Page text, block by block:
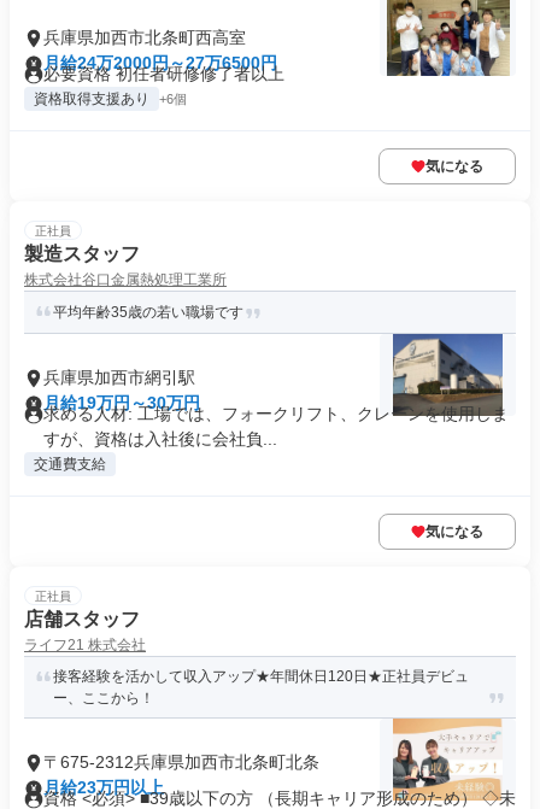
兵庫県加西市北条町西高室
月給24万2000円～27万6500円
必要資格 初任者研修修了者以上
資格取得支援あり +6個
気になる
正社員
製造スタッフ
株式会社谷口金属熱処理工業所
平均年齢35歳の若い職場です
兵庫県加西市網引駅
月給19万円～30万円
求める人材: 工場では、フォークリフト、クレーンを使用しま
すが、資格は入社後に会社負...
交通費支給
気になる
正社員
店舗スタッフ
ライフ21 株式会社
接客経験を活かして収入アップ★年間休日120日★正社員デビュ
ー、ここから！
〒675-2312兵庫県加西市北条町北条
月給23万円以上
資格 <必須> ■39歳以下の方 （長期キャリア形成のため） ◇未